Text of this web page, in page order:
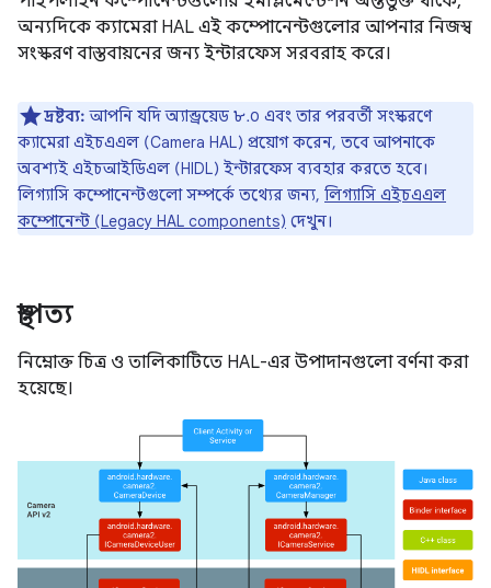
অন্যদিকে ক্যামেরা HAL এই কম্পোনেন্টগুলোর আপনার নিজস্ব
সংস্করণ বাস্তবায়নের জন্য ইন্টারফেস সরবরাহ করে।
দ্রষ্টব্য: আপনি যদি অ্যান্ড্রয়েড ৮.০ এবং তার পরবর্তী সংস্করণে
ক্যামেরা এইচএএল (Camera HAL) প্রয়োগ করেন, তবে আপনাকে
অবশ্যই এইচআইডিএল (HIDL) ইন্টারফেস ব্যবহার করতে হবে।
লিগ্যাসি কম্পোনেন্টগুলো সম্পর্কে তথ্যের জন্য, লিগ্যাসি এইচএএল
কম্পোনেন্ট (Legacy HAL components) দেখুন।
স্থাপত্য
নিম্নোক্ত চিত্র ও তালিকাটিতে HAL-এর উপাদানগুলো বর্ণনা করা
হয়েছে।